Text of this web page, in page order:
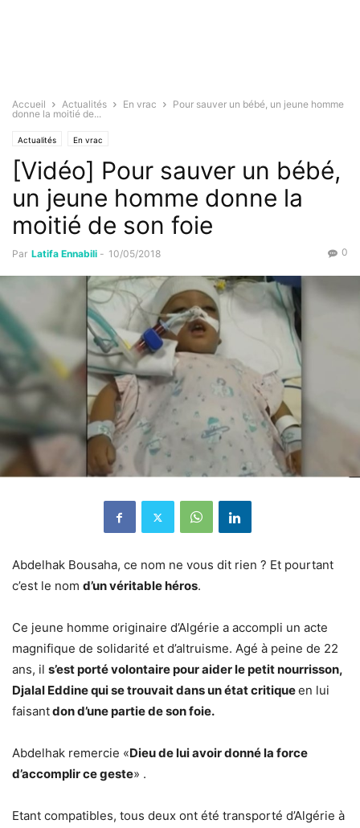
Accueil Actualités En vrac
Pour sauver un bébé, un jeune homme
donne la moitié de...
Actualités En vrac
[Vidéo] Pour sauver un bébé,
un jeune homme donne la
moitié de son foie
Par Latifa Ennabili - 10/05/2018 0
Abdelhak Bousaha, ce nom ne vous dit rien ? Et pourtant
c’est le nom d’un véritable héros.
Ce jeune homme originaire d’Algérie a accompli un acte
magnifique de solidarité et d’altruisme. Agé à peine de 22
ans, il s’est porté volontaire pour aider le petit nourrisson,
Djalal Eddine qui se trouvait dans un état critiqueen lui
faisantdon d’une partie de son foie.
Abdelhak remercie «Dieu de lui avoir donné la force
d’accomplir ce geste» .
Etant compatibles, tous deux ont été transporté d’Algérie à